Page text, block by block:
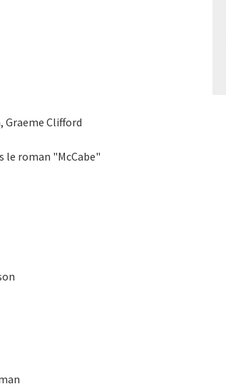
Graeme Clifford
le roman "McCabe"